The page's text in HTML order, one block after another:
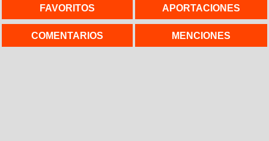
FAVORITOS APORTACIONES
COMENTARIOS MENCIONES